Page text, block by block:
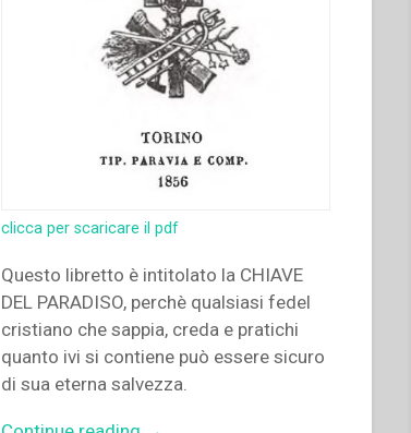
clicca per scaricare il pdf
Questo libretto è intitolato la CHIAVE
DEL PARADISO, perchè qualsiasi fedel
cristiano che sappia, creda e pratichi
quanto ivi si contiene può essere sicuro
di sua eterna salvezza.